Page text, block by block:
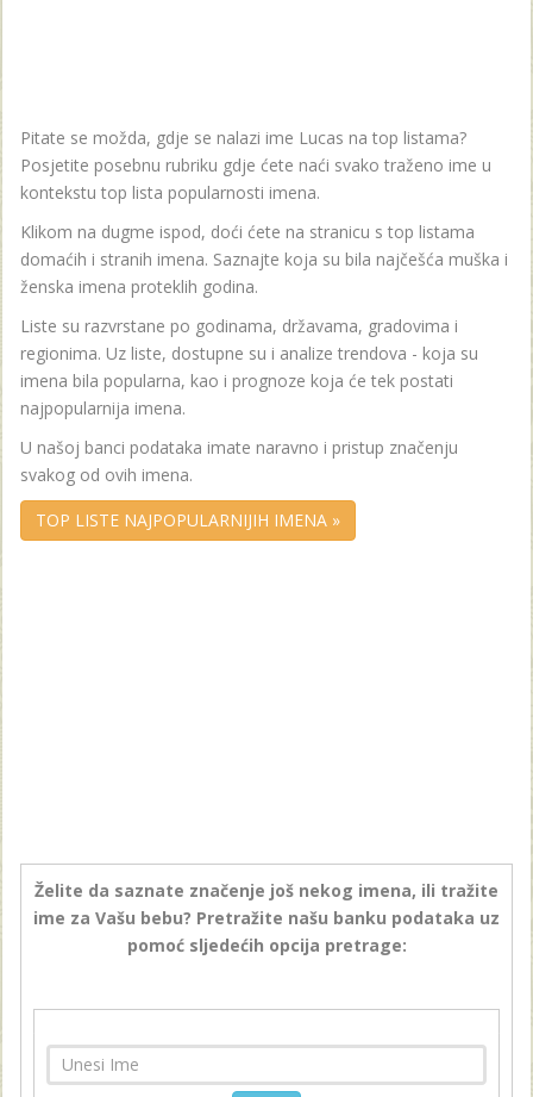
Pitate se možda, gdje se nalazi ime Lucas na top listama?
Posjetite posebnu rubriku gdje ćete naći svako traženo ime u
kontekstu top lista popularnosti imena.
Klikom na dugme ispod, doći ćete na stranicu s top listama
domaćih i stranih imena. Saznajte koja su bila najčešća muška i
ženska imena proteklih godina.
Liste su razvrstane po godinama, državama, gradovima i
regionima. Uz liste, dostupne su i analize trendova - koja su
imena bila popularna, kao i prognoze koja će tek postati
najpopularnija imena.
U našoj banci podataka imate naravno i pristup značenju
svakog od ovih imena.
TOP LISTE NAJPOPULARNIJIH IMENA »
Želite da saznate značenje još nekog imena, ili tražite
ime za Vašu bebu? Pretražite našu banku podataka uz
pomoć sljedećih opcija pretrage: